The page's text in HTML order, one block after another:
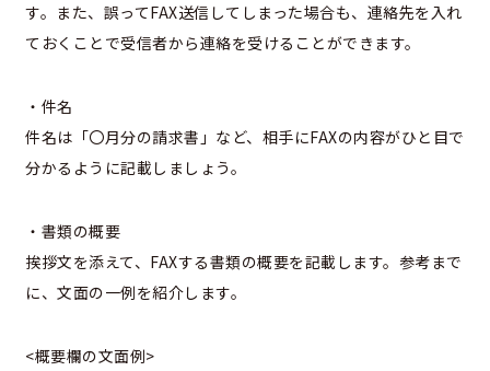
す。また、誤ってFAX送信してしまった場合も、連絡先を入れ
ておくことで受信者から連絡を受けることができます。
・件名
件名は「〇月分の請求書」など、相手にFAXの内容がひと目で
分かるように記載しましょう。
・書類の概要
挨拶文を添えて、FAXする書類の概要を記載します。参考まで
に、文面の一例を紹介します。
<概要欄の文面例>